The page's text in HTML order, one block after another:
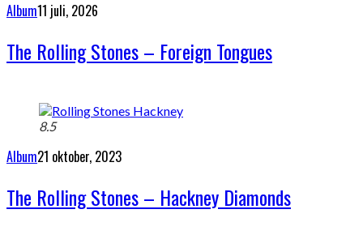
Album11 juli, 2026
The Rolling Stones – Foreign Tongues
8.5
Album21 oktober, 2023
The Rolling Stones – Hackney Diamonds